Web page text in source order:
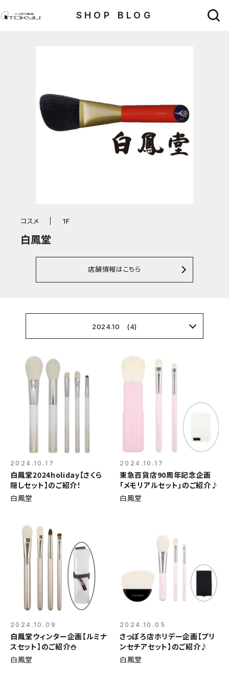
SHOP BLOG
コスメ 1F
白鳳堂
店舗情報はこちら
2024.10 (4)
2024.10.17
白鳳堂2024holiday【さくら
隠しセット】のご紹介！
白鳳堂
2024.10.17
東急百貨店90周年記念企画
「メモリアルセット」のご紹介♪
白鳳堂
2024.10.09
白鳳堂ウィンター企画【ルミナ
スセット】のご紹介⛄
白鳳堂
2024.10.05
さっぽろ店ホリデー企画【プリ
ンセチアセット】のご紹介♪
白鳳堂